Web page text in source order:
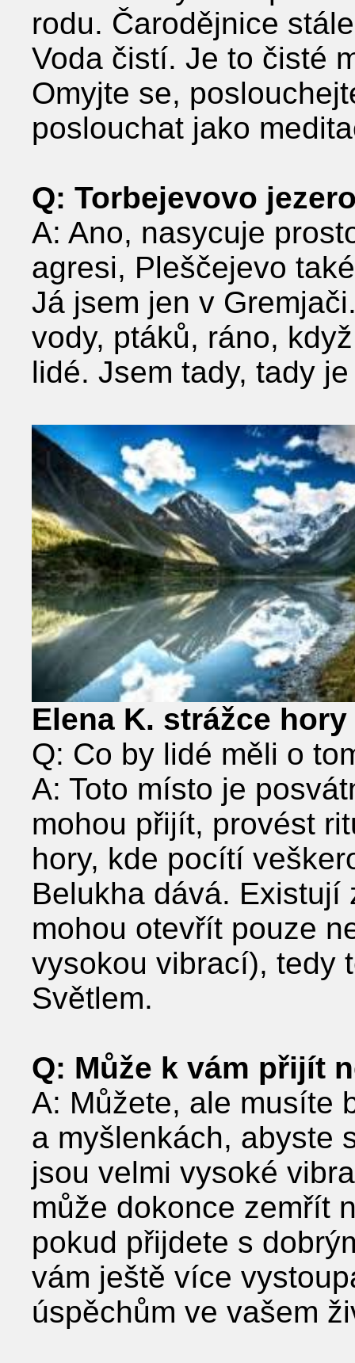
rodu. Čarodějnice
Voda čistí. Je to čisté
Omyjte se,
poslouchat jako
Q: Torbejevovo
A: Ano, nasycuje
agresi, Pleščejevo
Já jsem jen v
vody, ptáků, ráno,
lidé. Jsem tady, tady
Elena K. strážce
Q: Co by lidé měli o
A: Toto místo je
mohou přijít, provést
hory, kde pocítí
Belukha dává. Existují
mohou otevřít pouze
vysokou vibrací), tedy
Světlem.
Q: Může k vám přijít
A: Můžete, ale musíte
a myšlenkách, abyste
jsou velmi vysoké
může dokonce zemřít
pokud přijdete s
vám ještě více
úspěchům ve vašem